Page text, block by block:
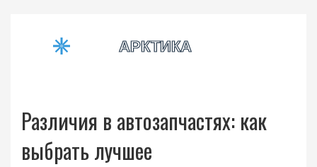
Различия в автозапчастях: как
выбрать лучшее